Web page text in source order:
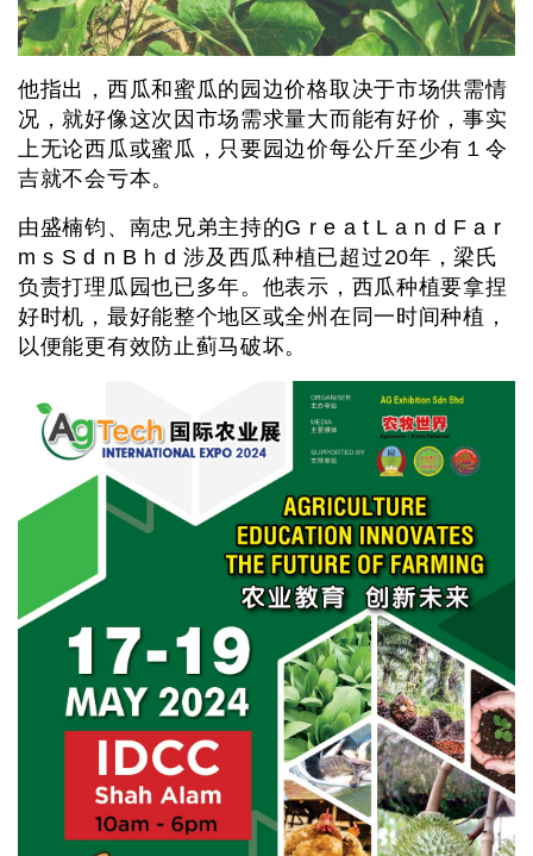
他指出，西瓜和蜜瓜的园边价格取决于市场供需情
况，就好像这次因市场需求量大而能有好价，事实
上无论西瓜或蜜瓜，只要园边价每公斤至少有１令
吉就不会亏本。
由盛楠钧、南忠兄弟主持的G r e a t L a n d F a r
m s S d n B h d 涉及西瓜种植已超过20年，梁氏
负责打理瓜园也已多年。他表示，西瓜种植要拿捏
好时机，最好能整个地区或全州在同一时间种植，
以便能更有效防止蓟马破坏。